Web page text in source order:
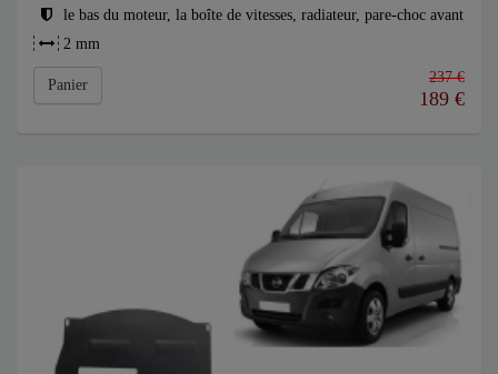
le bas du moteur, la boîte de vitesses, radiateur, pare-choc avant
2 mm
Panier 237 €
189 €